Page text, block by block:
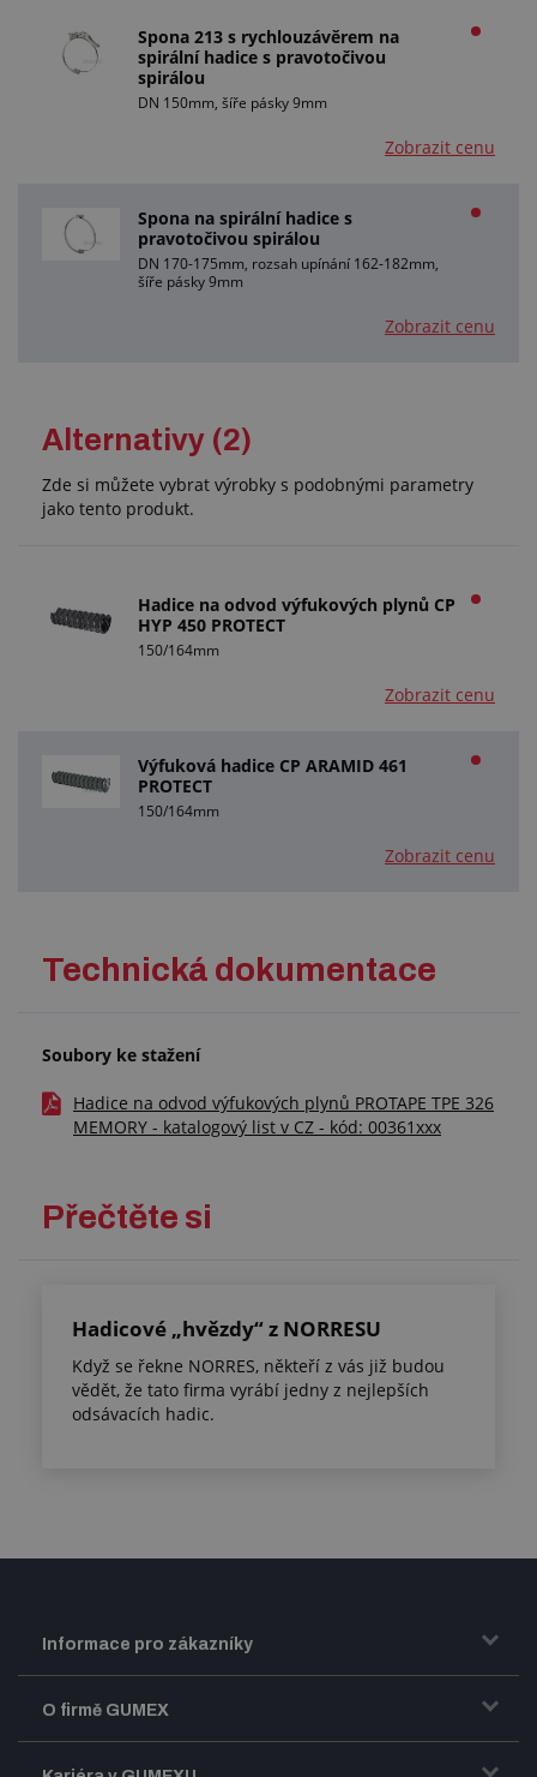
Spona 213 s rychlouzávěrem na
spirální hadice s pravotočivou
spirálou
DN 150mm, šíře pásky 9mm
Zobrazit cenu
Spona na spirální hadice s
pravotočivou spirálou
DN 170-175mm, rozsah upínání 162-182mm,
šíře pásky 9mm
Zobrazit cenu
Alternativy (2)
Zde si můžete vybrat výrobky s podobnými parametry
jako tento produkt.
Hadice na odvod výfukových plynů CP
HYP 450 PROTECT
150/164mm
Zobrazit cenu
Výfuková hadice CP ARAMID 461
PROTECT
150/164mm
Zobrazit cenu
Technická dokumentace
Soubory ke stažení
Hadice na odvod výfukových plynů PROTAPE TPE 326
MEMORY - katalogový list v CZ - kód: 00361xxx
Přečtěte si
Hadicové „hvězdy“ z NORRESU
Když se řekne NORRES, někteří z vás již budou
vědět, že tato firma vyrábí jedny z nejlepších
odsávacích hadic.
Informace pro zákazníky
Doprava a zasílání zboží
Obchodní podmínky
O firmě GUMEX
Představení firmy GUMEX